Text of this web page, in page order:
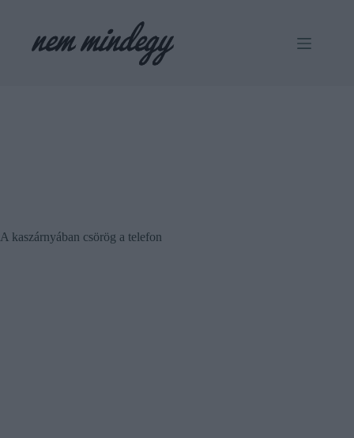
A kaszárnyában csörög a telefon